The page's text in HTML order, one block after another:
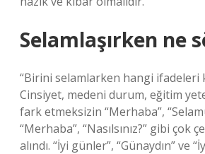
Selamlaşırken ne
“Birini selamlarken hangi ifadeleri
Cinsiyet, medeni durum, eğitim
fark etmeksizin “Merhaba”,
“Merhaba”, “Nasılsınız?” gibi çok
alındı. “İyi günler”, “Günaydın” ve